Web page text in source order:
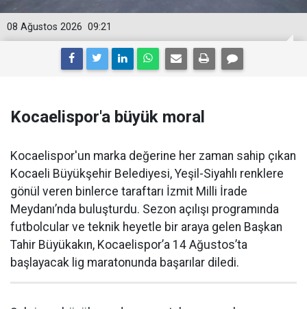
09:21
08 Ağustos 2026
Kocaelispor'a büyük moral
Kocaelispor'un marka değerine her zaman sahip çıkan
Kocaeli Büyükşehir Belediyesi, Yeşil-Siyahlı renklere
gönül veren binlerce taraftarı İzmit Milli İrade
Meydanı’nda buluşturdu. Sezon açılışı programında
futbolcular ve teknik heyetle bir araya gelen Başkan
Tahir Büyükakın, Kocaelispor’a 14 Ağustos’ta
başlayacak lig maratonunda başarılar diledi.